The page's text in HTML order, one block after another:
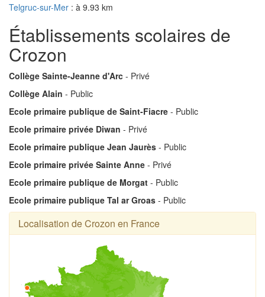
Telgruc-sur-Mer : à 9.93 km
Établissements scolaires de
Crozon
Collège Sainte-Jeanne d'Arc - Privé
Collège Alain - Public
Ecole primaire publique de Saint-Fiacre - Public
Ecole primaire privée Diwan - Privé
Ecole primaire publique Jean Jaurès - Public
Ecole primaire privée Sainte Anne - Privé
Ecole primaire publique de Morgat - Public
Ecole primaire publique Tal ar Groas - Public
Localisation de Crozon en France